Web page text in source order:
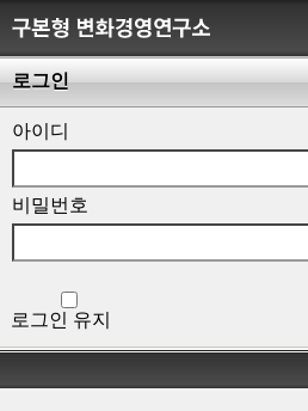
로그인
아이디
비밀번호
로그인 유지